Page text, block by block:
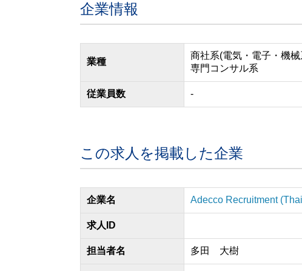
企業情報
業種
商社系(電気・電子・機械
専門コンサル系
従業員数 -
この求人を掲載した企業
企業名 Adecco Recruitment
求人ID
担当者名 多田 大樹